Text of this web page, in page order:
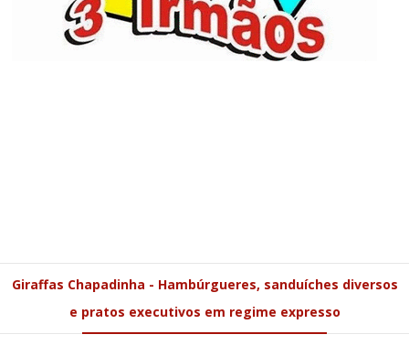
Giraffas Chapadinha - Hambúrgueres, sanduíches diversos
e pratos executivos em regime expresso